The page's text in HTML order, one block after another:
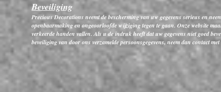
Beveiliging
Precious Decorations neemt de bescherming van uw gegevens serieus en
openbaarmaking en ongeoorloofde wijziging tegen te gaan. Onze website
verkeerde handen vallen. Als u de indruk heeft dat uw gegevens niet goed
beveiliging van door ons verzamelde persoonsgegevens, neem dan contact